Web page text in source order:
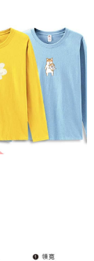
款。
商店將以您的個人
集、處理及利用，
更正。
userRule
需透過AFTEE先享
為準，若有關於
「AFTEE先享後付
home
付」服務完成之交
關給付款項請求債
公司不負相關責
狀況，依本公司即
取法律行動。